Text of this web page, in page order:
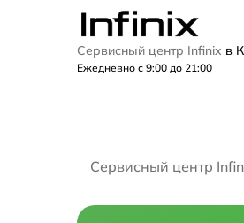
Сервисный центр Infinix в
Ежедневно с 9:00 до 21:00
Сервисный центр